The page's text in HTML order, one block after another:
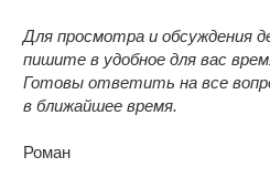
Развитая
Для просмотра и обсуждения
пишите в удобное для вас
Готовы ответить на все
в ближайшее время.
Роман